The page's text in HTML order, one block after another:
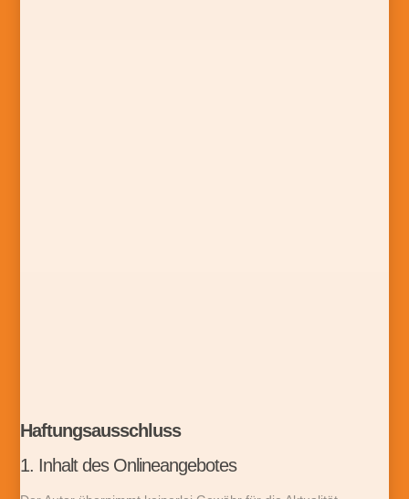
Haftungsausschluss
1. Inhalt des Onlineangebotes